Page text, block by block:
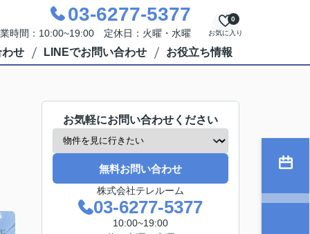
03-6277-5377
時間：10:00~19:00 定休日：火曜・水曜 お気に入り
0
せ LINEでお問い合わせ お役立ち情報
お気軽にお問い合わせください
無料お問い合わせ
株式会社テレルーム
03-6277-5377
10:00~19:00